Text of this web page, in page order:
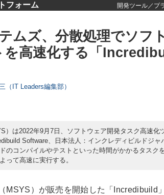
フォーム
開発ツール／プ
ムズ、分散処理でソフ
を高速化する「
（IT Leaders編集部）
）は2022年9月7日、ソフトウェア開発タスク高速化
Software、日本法人：インクレディビルドジャ
のコンパイルやテストといった時間がかかるタスク
って高速に実行する。
MSYS）が販売を開始した「Incredibuild